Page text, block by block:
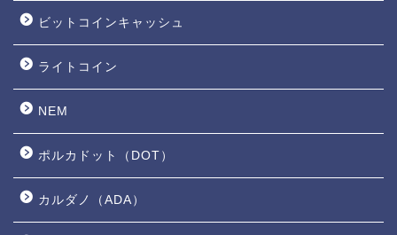
ビットコインキャッシュ
ライトコイン
NEM
ポルカドット（DOT）
カルダノ（ADA）